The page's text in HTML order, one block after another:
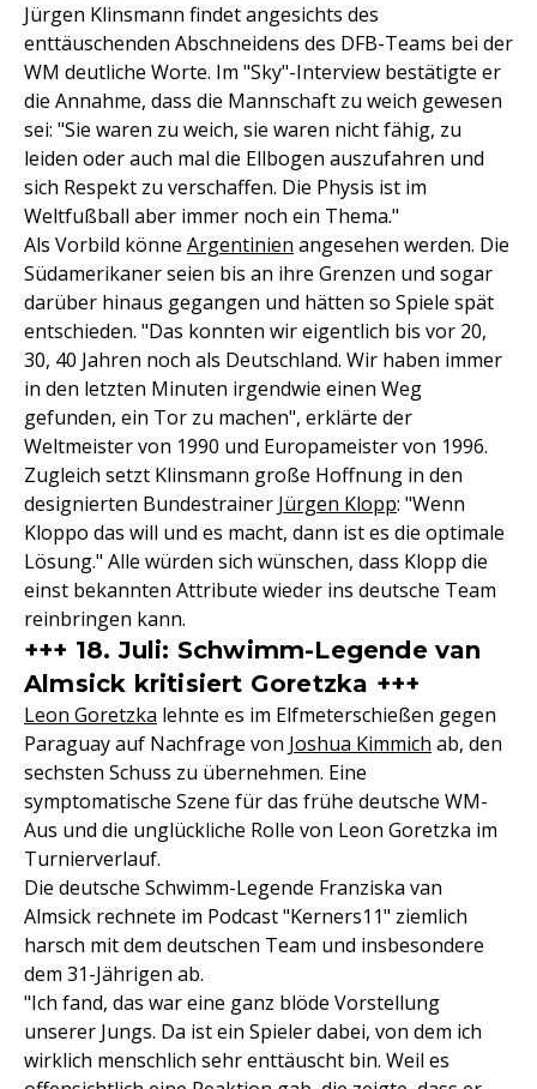
Jürgen Klinsmann findet angesichts des
enttäuschenden Abschneidens des DFB-Teams bei der
WM deutliche Worte. Im "Sky"-Interview bestätigte er
die Annahme, dass die Mannschaft zu weich gewesen
sei: "Sie waren zu weich, sie waren nicht fähig, zu
leiden oder auch mal die Ellbogen auszufahren und
sich Respekt zu verschaffen. Die Physis ist im
Weltfußball aber immer noch ein Thema."
Als Vorbild könne Argentinien angesehen werden. Die
Südamerikaner seien bis an ihre Grenzen und sogar
darüber hinaus gegangen und hätten so Spiele spät
entschieden. "Das konnten wir eigentlich bis vor 20,
30, 40 Jahren noch als Deutschland. Wir haben immer
in den letzten Minuten irgendwie einen Weg
gefunden, ein Tor zu machen", erklärte der
Weltmeister von 1990 und Europameister von 1996.
Zugleich setzt Klinsmann große Hoffnung in den
designierten Bundestrainer Jürgen Klopp: "Wenn
Kloppo das will und es macht, dann ist es die optimale
Lösung." Alle würden sich wünschen, dass Klopp die
einst bekannten Attribute wieder ins deutsche Team
reinbringen kann.
+++ 18. Juli: Schwimm-Legende van
Almsick kritisiert Goretzka +++
Leon Goretzka lehnte es im Elfmeterschießen gegen
Paraguay auf Nachfrage von Joshua Kimmich ab, den
sechsten Schuss zu übernehmen. Eine
symptomatische Szene für das frühe deutsche WM-
Aus und die unglückliche Rolle von Leon Goretzka im
Turnierverlauf.
Die deutsche Schwimm-Legende Franziska van
Almsick rechnete im Podcast "Kerners11" ziemlich
harsch mit dem deutschen Team und insbesondere
dem 31-Jährigen ab.
"Ich fand, das war eine ganz blöde Vorstellung
unserer Jungs. Da ist ein Spieler dabei, von dem ich
wirklich menschlich sehr enttäuscht bin. Weil es